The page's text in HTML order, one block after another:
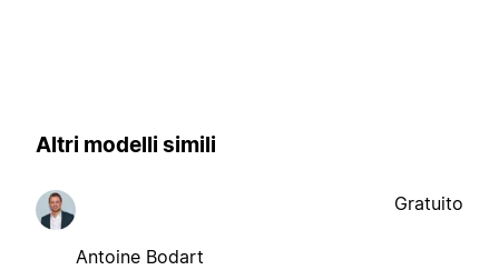
Altri modelli simili
Antoine Bodart
Gratuito